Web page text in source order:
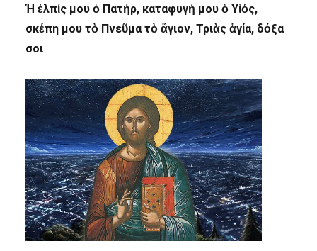
Ἡ ἐλπίς μου ὁ Πατήρ, καταφυγή μου ὁ Υἱός,
σκέπη μου τὸ Πνεῦμα τὸ ἅγιον, Τριὰς ἁγία, δόξα
σοι